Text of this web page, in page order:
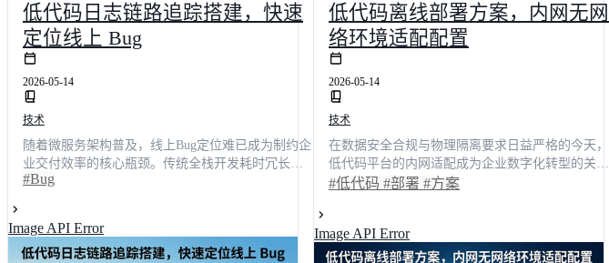
低代码日志链路追踪搭建，快速
定位线上 Bug
2026-05-14
技术
随着微服务架构普及，线上Bug定位难已成为制约企
业交付效率的核心瓶颈。传统全栈开发耗时冗长，
而低代码技术正重塑可观测性建设路径。本文基于
大维度。综合评分显示，头部方案平均缩短76%的
故障排查时间。文章提供详细对比矩阵与搭建指
#Bug
Image API Error
低代码离线部署方案，内网无网
络环境适配配置
2026-05-14
技术
在数据安全合规与物理隔离要求日益严格的今天，
低代码平台的内网适配成为企业数字化转型的关键
瓶颈。本文以问答形式深度解析低代码离线部署方
范化的离线适配可使部署周期缩短65%，系统资源
占用降低40%。文章涵盖数据库选型、故障排查及
#低代码 #部署 #方案
Image API Error